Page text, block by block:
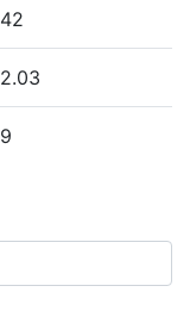
42
2.03
9